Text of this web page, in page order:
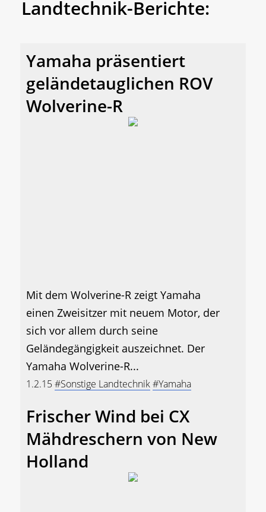
Landtechnik-Berichte:
Yamaha präsentiert
geländetauglichen ROV
Wolverine-R
Mit dem Wolverine-R zeigt Yamaha
einen Zweisitzer mit neuem Motor, der
sich vor allem durch seine
Geländegängigkeit auszeichnet. Der
Yamaha Wolverine-R...
1.2.15#Sonstige Landtechnik#Yamaha
Frischer Wind bei CX
Mähdreschern von New
Holland